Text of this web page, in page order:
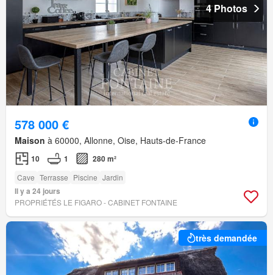
4 Photos
578 000 €
Maison à 60000, Allonne, Oise, Hauts-de-France
10 1 280 m²
Cave Terrasse Piscine Jardin
Il y a 24 jours
PROPRIÉTÉS LE FIGARO - CABINET FONTAINE
très demandée